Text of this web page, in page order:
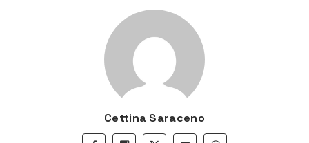
Cettina Saraceno